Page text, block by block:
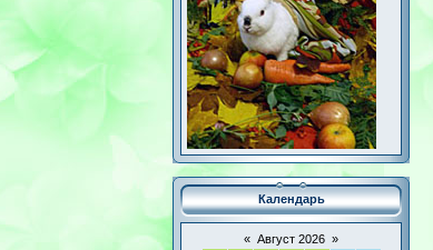
Календарь
« Август 2026 »